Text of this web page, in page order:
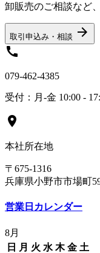
卸販売のご相談など
取引申込み・相談 arrow_forward
call
079-462-4385
受付：月-金 10:00 -
location_on
本社所在地
〒675-1316
兵庫県小野市市場町
営業日カレンダー
8月
日
月 火 水 木 金 土